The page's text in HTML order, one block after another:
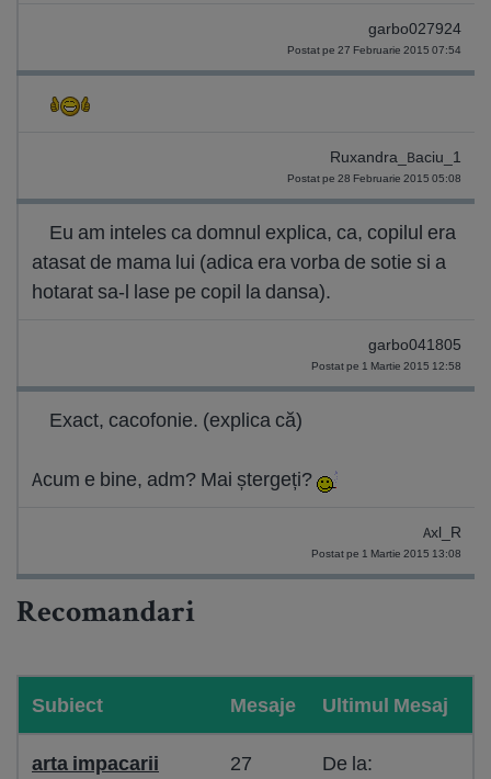
garbo027924
Postat pe 27 Februarie 2015 07:54
Ruxandra_Baciu_1
Postat pe 28 Februarie 2015 05:08
Eu am inteles ca domnul explica, ca, copilul era
atasat de mama lui (adica era vorba de sotie si a
hotarat sa-l lase pe copil la dansa).
garbo041805
Postat pe 1 Martie 2015 12:58
Exact, cacofonie. (explica că)
Acum e bine, adm? Mai ștergeți?
Axl_R
Postat pe 1 Martie 2015 13:08
Recomandari
Subiect Mesaje Ultimul Mesaj
arta impacarii 27
De la: